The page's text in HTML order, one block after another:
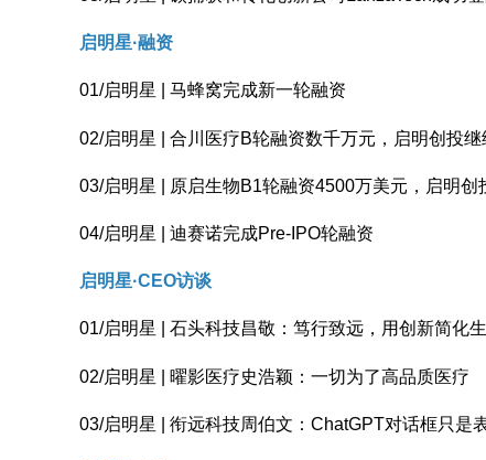
启明星·融资
01/启明星 | 马蜂窝完成新一轮融资
02/启明星 | 合川医疗B轮融资数千万元，启明创投继
03/启明星 | 原启生物B1轮融资4500万美元，启明创
04/启明星 | 迪赛诺完成Pre-IPO轮融资
启明星·CEO访谈
01/启明星 | 石头科技昌敬：笃行致远，用创新简化
02/启明星 | 曜影医疗史浩颖：一切为了高品质医疗
03/启明星 | 衔远科技周伯文：ChatGPT对话框只是